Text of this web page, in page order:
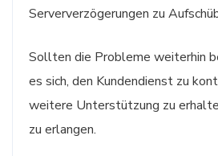
Serververzögerungen zu
Sollten die Probleme weiterhin
es sich, den Kundendienst zu
weitere Unterstützung zu
zu erlangen.